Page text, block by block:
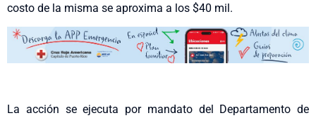
costo de la misma se aproxima a los $40 mil.
La acción se ejecuta por mandato del Departamento de